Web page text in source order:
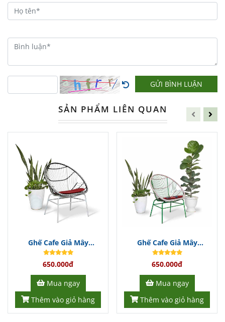
Cho Không Gian Sống Đẳng
không gian sống của mình?
Ghế Cafe
Giả Mây Băng Dài GCFDT56 chính là sự
Với sự kết hợp tinh tế giữa thiết kế sang
trọng và chất liệu cao cấp, sản phẩm này
không chỉ mang lại vẻ đẹp thẩm mỹ mà
còn đảm bảo độ bền vượt trội theo thời
gian.
Ghế Cafe Giả Mây Băng Dài
GCFDT56là giải pháp lý tưởng cho
quán cafe
, nhà hàng và khách
sạn muốn tạo dựng một không gian
GỬI BÌNH LUẬN
SẢN PHẨM LIÊN QUAN
Ghế Cafe Giả Mây
GCFDT167
650.000đ
Mua ngay
Thêm vào giỏ hàng
Ghế Cafe Giả Mây
GCFDT166
650.000đ
Mua ngay
Thêm vào giỏ hàng